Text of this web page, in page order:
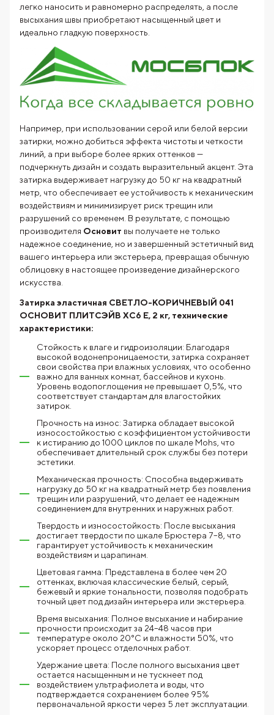
легко наносить и равномерно распределять, а после
высыхания швы приобретают насыщенный цвет и
идеально гладкую поверхность.
Например, при использовании серой или белой версии
затирки, можно добиться эффекта чистоты и четкости
линий, а при выборе более ярких оттенков —
подчеркнуть дизайн и создать выразительный акцент. Эта
затирка выдерживает нагрузку до 50 кг на квадратный
метр, что обеспечивает ее устойчивость к механическим
воздействиям и минимизирует риск трещин или
разрушений со временем. В результате, с помощью
производителя Основит вы получаете не только
надежное соединение, но и завершенный эстетичный вид
вашего интерьера или экстерьера, превращая обычную
облицовку в настоящее произведение дизайнерского
искусства.
Затирка эластичная СВЕТЛО-КОРИЧНЕВЫЙ 041
ОСНОВИТ ПЛИТСЭЙВ XC6 E, 2 кг, технические
характеристики:
Стойкость к влаге и гидроизоляции: Благодаря
высокой водонепроницаемости, затирка сохраняет
свои свойства при влажных условиях, что особенно
важно для ванных комнат, бассейнов и кухонь.
Уровень водопоглощения не превышает 0,5%, что
соответствует стандартам для влагостойких
затирок.
Прочность на износ: Затирка обладает высокой
износостойкостью с коэффициентом устойчивости
к истиранию до 1000 циклов по шкале Mohs, что
обеспечивает длительный срок службы без потери
эстетики.
Механическая прочность: Способна выдерживать
нагрузку до 50 кг на квадратный метр без появления
трещин или разрушений, что делает ее надежным
соединением для внутренних и наружных работ.
Твердость и износостойкость: После высыхания
достигает твердости по шкале Брюстера 7–8, что
гарантирует устойчивость к механическим
воздействиям и царапинам.
Цветовая гамма: Представлена в более чем 20
оттенках, включая классические белый, серый,
бежевый и яркие тональности, позволяя подобрать
точный цвет под дизайн интерьера или экстерьера.
Время высыхания: Полное высыхание и набирание
прочности происходит за 24–48 часов при
температуре около 20°C и влажности 50%, что
ускоряет процесс отделочных работ.
Удержание цвета: После полного высыхания цвет
остается насыщенным и не тускнеет под
воздействием ультрафиолета и воды, что
подтверждается сохранением более 95%
первоначальной яркости через 5 лет эксплуатации.